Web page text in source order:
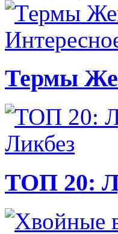
​Термы
Ликбез
ТОП 20: